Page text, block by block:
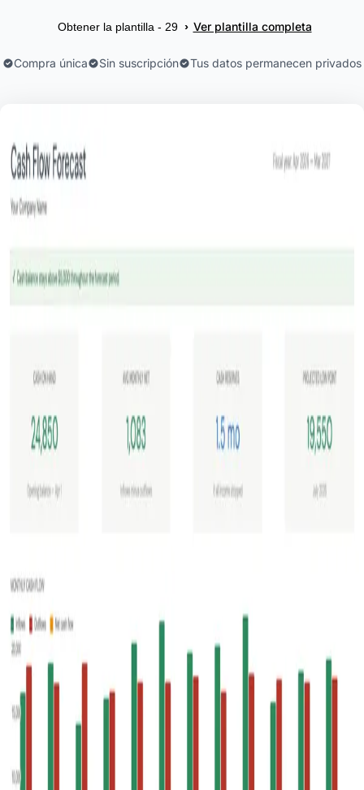
Obtener la plantilla - 29 › Ver plantilla completa
Compra única Sin suscripción Tus datos permanecen privados